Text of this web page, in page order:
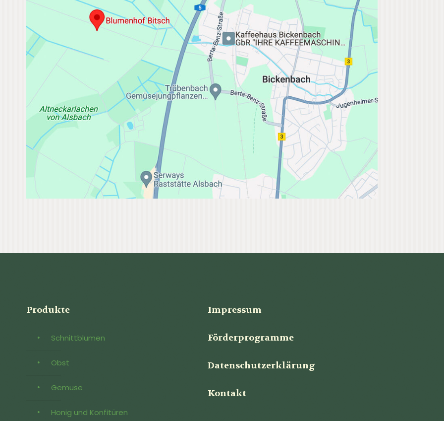
Produkte
Schnittblumen
Obst
Gemüse
Honig und Konfitüren
Impressum
Förderprogramme
Datenschutzerklärung
Kontakt